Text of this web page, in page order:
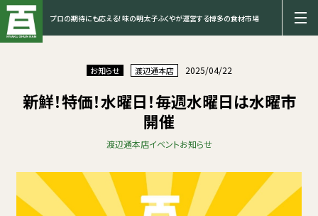
プロの期待にも応える！味の明太子ふくやが運営する博多の食材市場
お知らせ 渡辺通本店 2025/04/22
新鮮！特価！水曜日！毎週水曜日は水曜市
開催
渡辺通本店イベントお知らせ